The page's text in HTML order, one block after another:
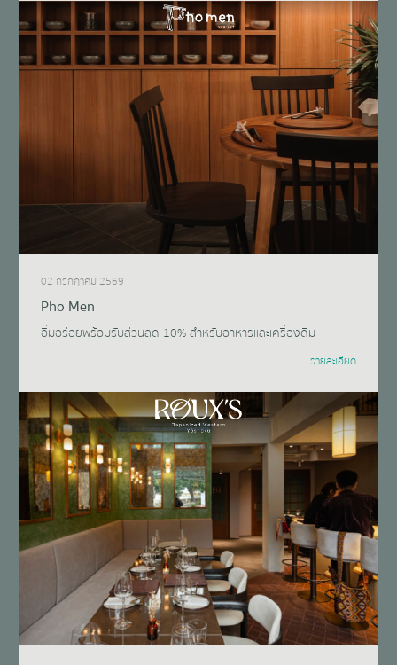
02 กรกฎาคม 2569
Pho Men
อิ่มอร่อยพร้อมรับส่วนลด 10% สำหรับอาหารและเครื่องดื่ม
รายละเอียด